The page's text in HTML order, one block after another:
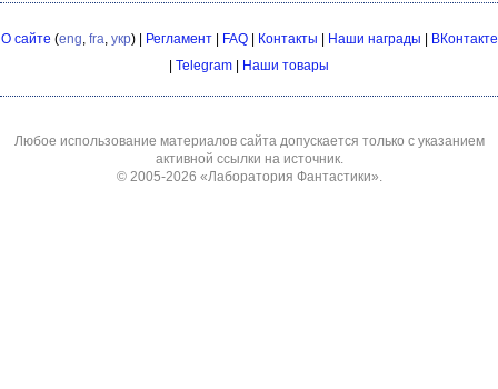
О сайте (eng, fra, укр) | Регламент| FAQ| Контакты Наши награды
ВКонтакте
Telegram Наши товары
Любое использование материалов сайта допускается только с указанием
активной ссылки на источник.
© 2005-2026 «Лаборатория Фантастики».